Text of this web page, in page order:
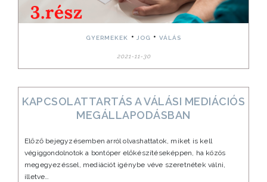
GYERMEKEK • JOG • VÁLÁS
2021-11-30
KAPCSOLATTARTÁS A VÁLÁSI MEDIÁCIÓS
MEGÁLLAPODÁSBAN
Előző bejegyzésemben arról olvashattatok, miket is kell
végiggondolnotok a bontóper előkészítéseképpen, ha közös
megegyezéssel, mediációt igénybe véve szeretnétek válni,
illetve…